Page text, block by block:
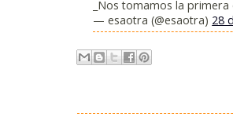
_Nos tomamos la
— esaotra (@esaotra) 28